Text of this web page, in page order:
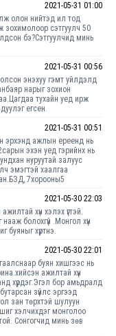
2021-05-31 01:00
олон нийтэд ил тод
зохимолоор сэтгуулч 50
бэ?Сэтгуулчид минь
2021-05-31 00:56
энэхуу гэмт уйлдэлд
нарыг зохион
тухайн уед ирж
егсен.
2021-05-31 00:51
эрхэнд ажлын ереенд нь
эхэн уед гэрийнх нь
нуруутай залуус
эмэгтэй хаалгаа
7хорооны5
2021-05-30 22:03
хүн хэлэх үгтэй.
болохгүй .Монгол хүн
буяныг хүртнэ.
2021-05-30 22:01
буян хишгээс нь
ажилтай хүн
хүрдэг.Эгэл бор амьдралд
зүйлс эргээд
зан төрхтэй шулуун
шиг хэлчихдэг монголоо
Сонгогчид минь зөв